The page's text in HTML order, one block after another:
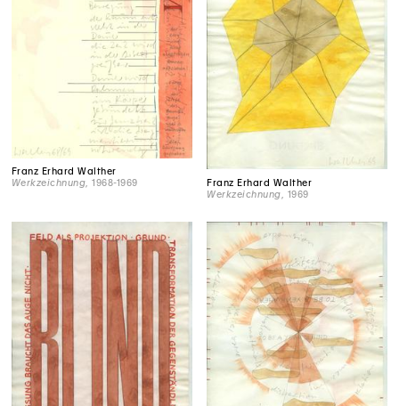
Franz Erhard Walther
Werkzeichnung , 1968-1969
Franz Erhard Walther
Werkzeichnung , 1969